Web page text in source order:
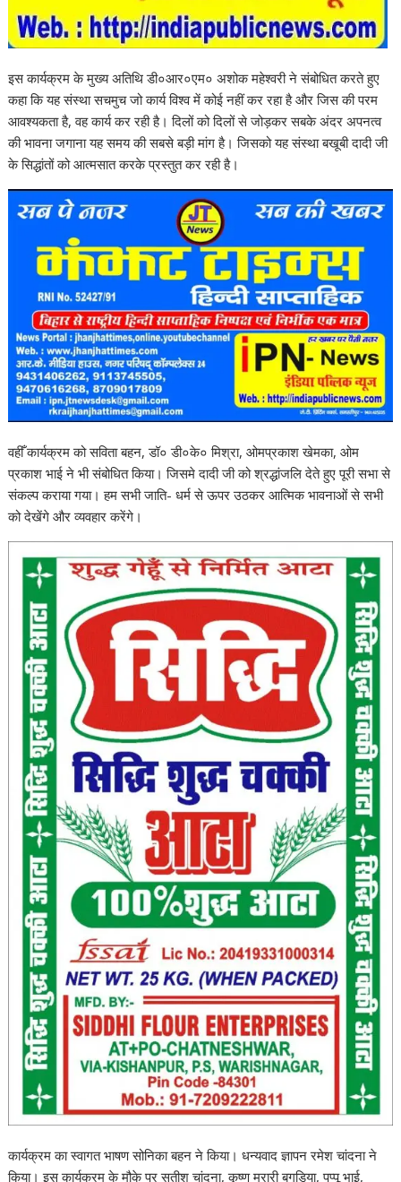
इस कार्यक्रम के मुख्य अतिथि डी०आर०एम० अशोक महेश्वरी ने संबोधित करते हुए
कहा कि यह संस्था सचमुच जो कार्य विश्व में कोई नहीं कर रहा है और जिस की परम
आवश्यकता है, वह कार्य कर रही है। दिलों को दिलों से जोड़कर सबके अंदर अपनत्व
की भावना जगाना यह समय की सबसे बड़ी मांग है। जिसको यह संस्था बखूबी दादी जी
के सिद्धांतों को आत्मसात करके प्रस्तुत कर रही है।
वहीँ कार्यक्रम को सविता बहन, डॉ० डी०के० मिश्रा, ओमप्रकाश खेमका, ओम
प्रकाश भाई ने भी संबोधित किया। जिसमे दादी जी को श्रद्धांजलि देते हुए पूरी सभा से
संकल्प कराया गया। हम सभी जाति- धर्म से ऊपर उठकर आत्मिक भावनाओं से सभी
को देखेंगे और व्यवहार करेंगे।
कार्यक्रम का स्वागत भाषण सोनिका बहन ने किया। धन्यवाद ज्ञापन रमेश चांदना ने
किया। इस कार्यक्रम के मौके पर सतीश चांदना, कृष्ण मुरारी बगड़िया, पप्पू भाई,